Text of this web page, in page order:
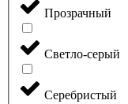
Прозрачный
Светло-серый
Серебристый